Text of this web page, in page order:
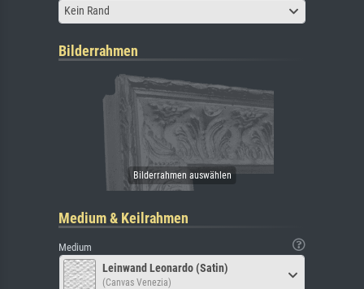
Kein Rand
Bilderrahmen
Medium & Keilrahmen
Medium
Leinwand Leonardo (Satin)
(Canvas Venezia)